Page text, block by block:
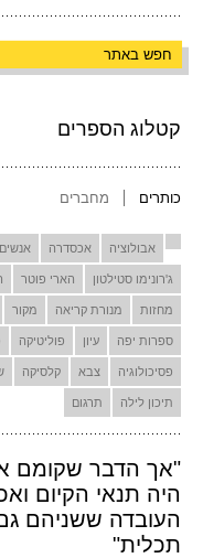
קטלוג הספרים
כותרים מחברים
אבולוציה אכסדרה אנשים
ג'רונימו סטילטון הארי פוטר
מחזות מנורת קריאה מקור
ספרות יפה עיון פוליטיקה
פסיכולוגיה צבא קלסיקה
תיכון לילה תרגום
"אך הדבר שקומם
היה תנאי הקיום
העובדה ששניהם
תכלית"